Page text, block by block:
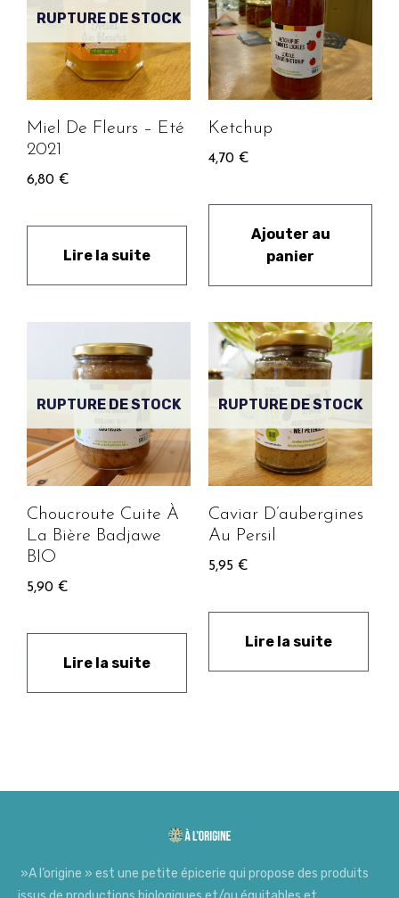
RUPTURE DE STOCK
Miel De Fleurs – Eté
2021
6,80 €
Lire la suite
Ketchup
4,70 €
Ajouter au
panier
RUPTURE DE STOCK
Choucroute Cuite À
La Bière Badjawe
BIO
5,90 €
Lire la suite
RUPTURE DE STOCK
Caviar D’aubergines
Au Persil
5,95 €
Lire la suite
»A l’origine » est une petite épicerie qui propose des produits